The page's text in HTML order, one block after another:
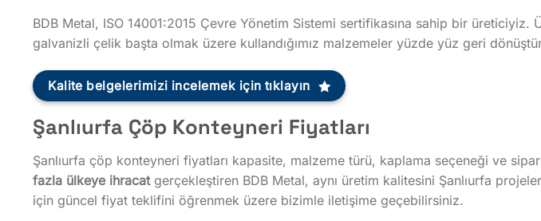
BDB Metal, ISO 14001:2015 Çevre Yönetim Sistemi sertifikasına sahip bir
galvanizli çelik başta olmak üzere kullandığımız malzemeler yüzde yüz geri
Kalite belgelerimizi incelemek için tıklayın
Şanlıurfa Çöp Konteyneri Fiyatları
Şanlıurfa çöp konteyneri fiyatları kapasite, malzeme türü, kaplama seçeneği ve
fazla ülkeye ihracatgerçekleştiren BDB Metal, aynı üretim kalitesini Şanlıurfa
için güncel fiyat teklifini öğrenmek üzere bizimle iletişime geçebilirsiniz.